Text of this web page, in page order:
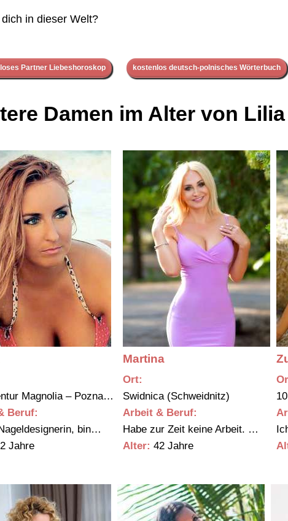
in dieser Welt?
Partner Liebeshoroskop kostenlos deutsch-polnisches Wörterbuch
Damen im Alter von
Magnolia – Pozna…
Beruf:
bin…
Jahre
Martina
Ort:
Swidnica (Schweidnitz)
Arbeit & Beruf:
Habe zur Zeit keine Arbeit. …
Alter: 42 Jahre